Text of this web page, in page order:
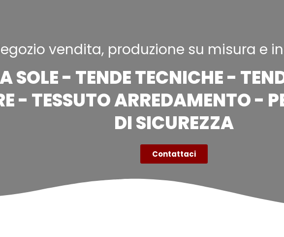
vendita, produzione su misura e
SOLE - TENDE TECNICHE -
- TESSUTO ARREDAMENTO -
DI SICUREZZA
Contattaci